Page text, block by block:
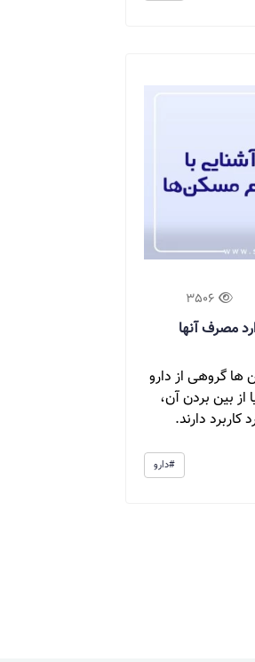
3506
مصرف آنها
گروهی از دارو
از بین بردن آن،
دارند.
#دارو